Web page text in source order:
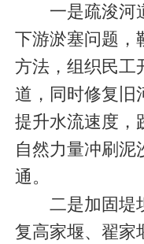
一是疏浚河道
下游淤塞问题，
方法，组织民工
道，同时修复旧
提升水流速度，
自然力量冲刷泥
通。
二是加固堤坝
复高家堰、翟家